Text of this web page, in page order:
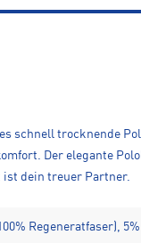
schnell trocknende
Der elegante
dein treuer Partner.
Regeneratfaser),